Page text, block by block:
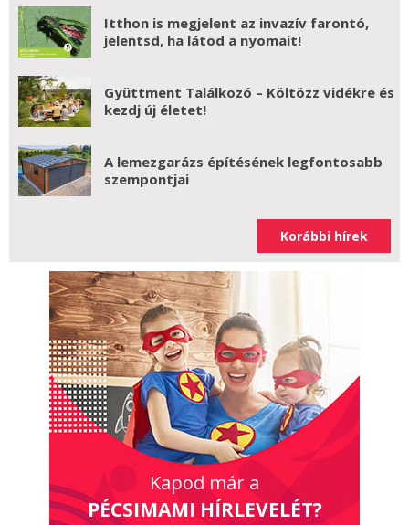
Itthon is megjelent az invazív farontó,
jelentsd, ha látod a nyomait!
Gyüttment Találkozó – Költözz vidékre és
kezdj új életet!
A lemezgarázs építésének legfontosabb
szempontjai
Korábbi hírek
Kapod már a
PÉCSIMAMI HÍRLEVELÉT?